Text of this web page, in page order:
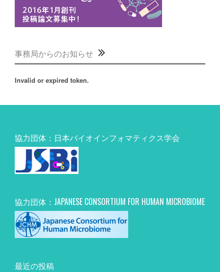
事務局からのお知らせ
Invalid or expired token.
協力団体：日本バイオインフォマティクス学会
協力団体：JAPANESE CONSORTIUM FOR HUMAN MICROBIOME
最近の投稿